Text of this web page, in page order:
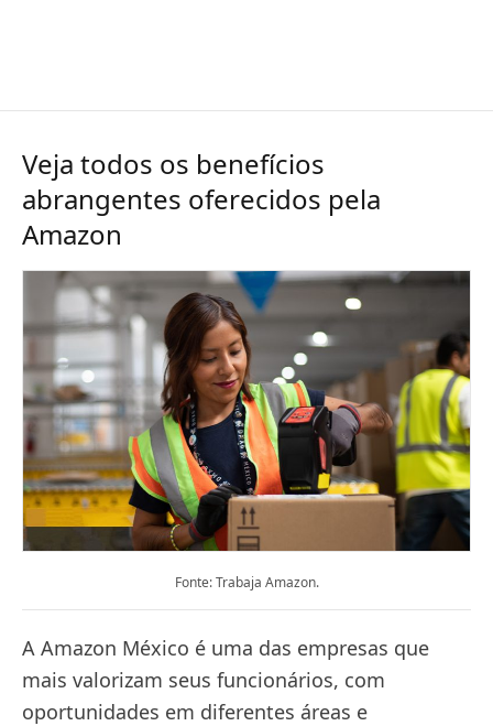
Veja todos os benefícios
abrangentes oferecidos pela
Amazon
Fonte: Trabaja Amazon.
A Amazon México é uma das empresas que
mais valorizam seus funcionários, com
oportunidades em diferentes áreas e